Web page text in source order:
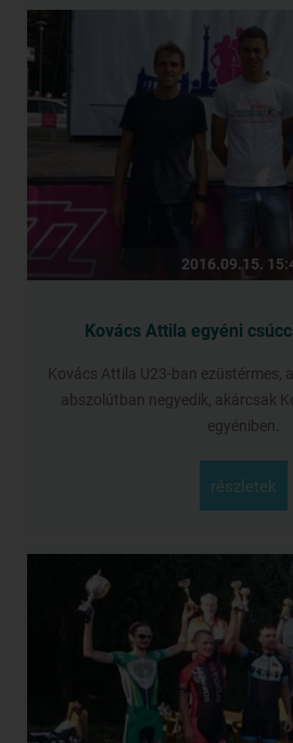
2016.09.15.
Kovács Attila egyéni
Kovács Attila U23-ban ezüstérmes,
abszolútban negyedik, akárcsak
egyéniben.
részletek